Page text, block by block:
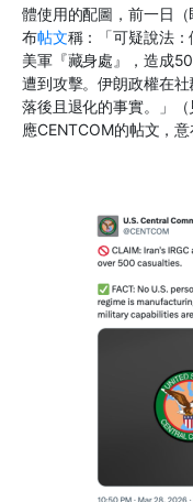
體使用的配圖，前一日
布帖文稱：「可疑說法
美軍『藏身處』，造成
遭到攻擊。伊朗政權在
落後且退化的事實。」
應CENTCOM的帖文，